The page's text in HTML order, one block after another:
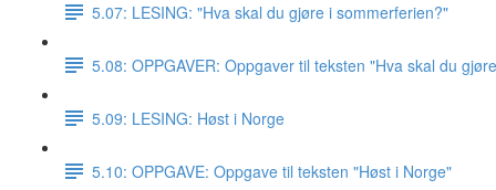
5.07: LESING: "Hva skal du gjøre i sommerferien?"
5.08: OPPGAVER: Oppgaver til teksten "Hva skal du
5.09: LESING: Høst i Norge
5.10: OPPGAVE: Oppgave til teksten "Høst i Norge"